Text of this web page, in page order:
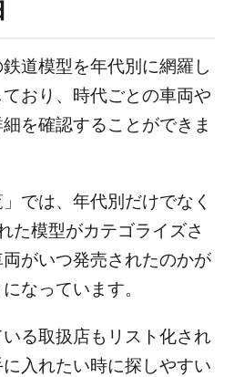
道模型を年代別に網羅し
おり、時代ごとの車両や
を確認することができま
」では、年代別だけでなく
た模型がカテゴライズさ
がいつ発売されたのかが
なっています。
る取扱店もリスト化され
入れたい時に探しやすい